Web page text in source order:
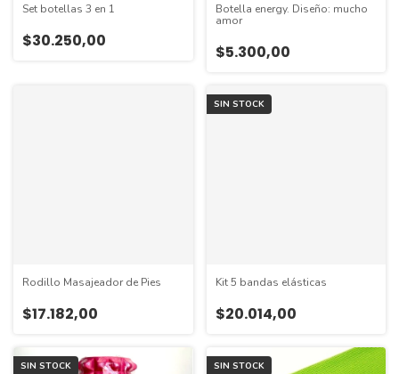
Set botellas 3 en 1
$30.250,00
Botella energy. Diseño: mucho
amor
$5.300,00
Rodillo Masajeador de Pies
$17.182,00
SIN STOCK
Kit 5 bandas elásticas
$20.014,00
SIN STOCK SIN STOCK